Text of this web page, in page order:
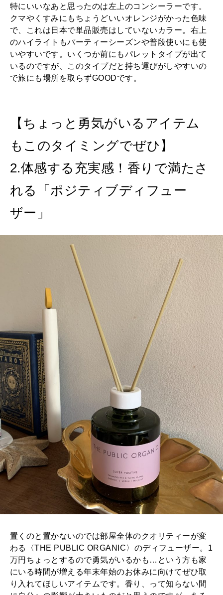
特にいいなあと思ったのは左上のコンシーラーです。
クマやくすみにもちょうどいいオレンジがかった色味
で、これは日本で単品販売はしていないカラー。右上
のハイライトもパーティーシーズンや普段使いにも使
いやすいです。いくつか前にもパレットタイプが出て
いるのですが、このタイプだと持ち運びがしやすいの
で旅にも場所を取らずGOODです。
【ちょっと勇気がいるアイテム
もこのタイミングでぜひ】
2.体感する充実感！香りで満たさ
れる「ポジティブディフュー
ザー」
置くのと置かないのでは部屋全体のクオリティーが変
わる〈THE PUBLIC ORGANIC〉のディフューザー。1
万円ちょっとするので勇気がいるかも…という方も家
にいる時間が増える年末年始のお休みに向けてぜひ取
り入れてほしいアイテムです。香り、って知らない間